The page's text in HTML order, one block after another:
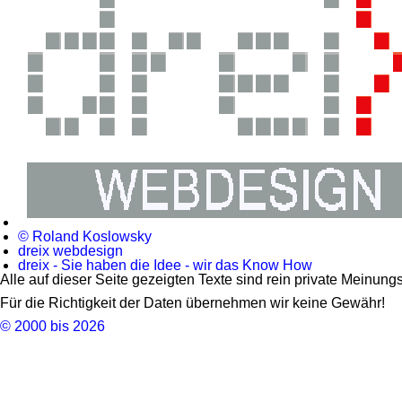
© Roland Koslowsky
dreix webdesign
dreix - Sie haben die Idee - wir das Know How
Alle auf dieser Seite gezeigten Texte sind rein private
Für die Richtigkeit der Daten übernehmen wir keine Gewähr!
© 2000 bis 2026